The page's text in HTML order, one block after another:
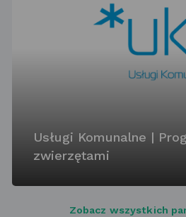
Usługi Komunalne |
zwierzętami
Zobacz wszystkich